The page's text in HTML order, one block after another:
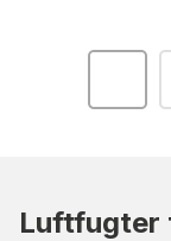
Luftfugter